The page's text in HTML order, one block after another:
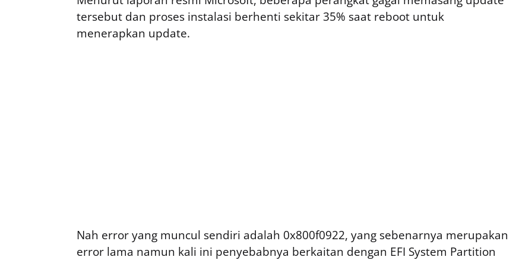
tersebut dan proses instalasi berhenti sekitar 35% saat reboot untuk
menerapkan update.
Nah error yang muncul sendiri adalah 0x800f0922, yang sebenarnya merupakan
error lama namun kali ini penyebabnya berkaitan dengan EFI System Partition